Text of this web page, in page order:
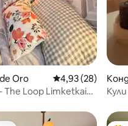
Oro Средна оценка:
4,93 (28)
The Loop Limketkai